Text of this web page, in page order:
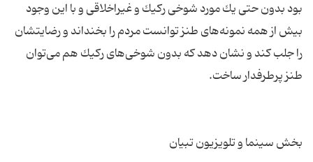
بود بدون حتی یك مورد شوخی ركیك و غیراخلاقی و با این وجود
بیش از همه نمونه‌های طنز توانست مردم را بخنداند و رضایتشان
را جلب كند و نشان دهد كه بدون شوخی‌های ركیك هم می‌توان